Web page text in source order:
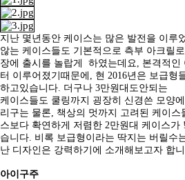
지난 몇년동안 케이스는 많은 발전을 이루
않는 케이스들도 기본적으로 측부 아크릴
장에 출시를 놀랍게 하였는데요, 본격적인
터 이루어졌기때문에, 현 2016년은 보급형
하고있습니다. 더구나 3만원대도안되는
케이스들도 쿨링까지 굉장히 신경쓴 모양
리구는 물론, 책상의 멋까지 고려된 케이스
스보다 확연하게 저렴한 2만원대 케이스
습니다. 비록 보급형이라는 딱지는 버릴수
난 디자인은 강력하기에 소개해보고자 합
아이구주